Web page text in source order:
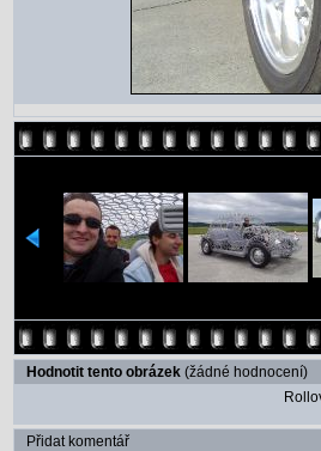
Hodnotit tento obrázek (žádné hodnocení)
Přidat komentář